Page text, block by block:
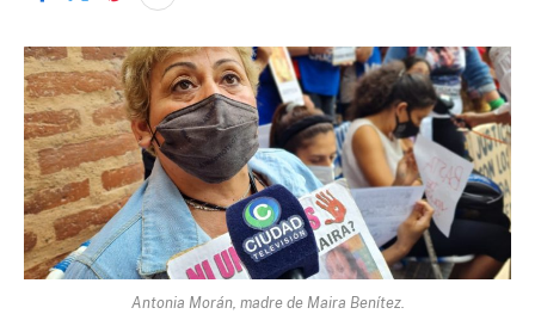
Antonia Morán, madre de Maira Benítez.